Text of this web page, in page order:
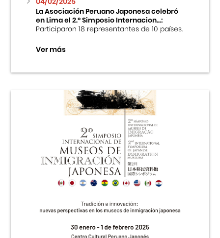
La Asociación Peruano Japonesa celebró
en Lima el 2.º Simposio Internacion...:
Participaron 18 representantes de 10 países.
Ver más